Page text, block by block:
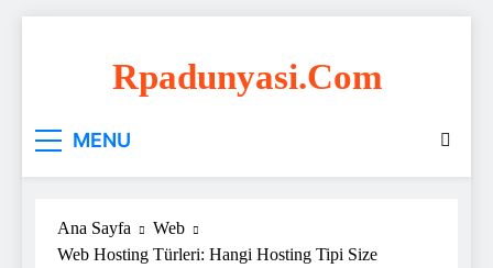
Rpadunyasi.com
Çözümleri!
MENU
Ana Sayfa
Web
Web Hosting Türleri: Hangi Hosting Tipi Size